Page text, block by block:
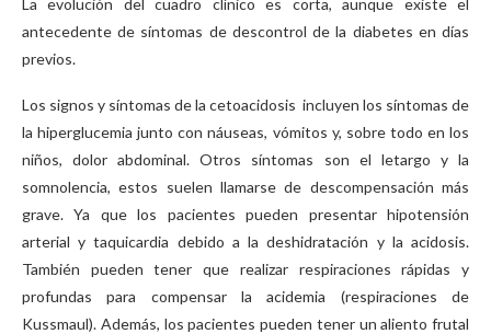
antecedente de síntomas de descontrol de la diabetes en días
previos.
Los signos y síntomas de la cetoacidosis incluyen los síntomas de
la hiperglucemia junto con náuseas, vómitos y, sobre todo en los
niños, dolor abdominal. Otros síntomas son el letargo y la
somnolencia, estos suelen llamarse de descompensación más
grave. Ya que los pacientes pueden presentar hipotensión
arterial y taquicardia debido a la deshidratación y la acidosis.
También pueden tener que realizar respiraciones rápidas y
profundas para compensar la acidemia (respiraciones de
Kussmaul). Además, los pacientes pueden tener un aliento frutal